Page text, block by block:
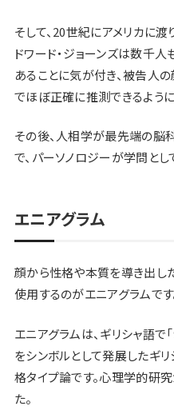
そして、20世紀にアメリカに
ドワード・ジョーンズは数千
あることに気が付き、被告人
でほぼ正確に推測できるように
その後、人相学が最先端の脳
で、パーソノロジーが学問とし
エニアグラム
顔から性格や本質を導き出し
使用するのがエニアグラムです
エニアグラムは、ギリシャ語で
をシンボルとして発展したギ
格タイプ論です。心理学的研
た。